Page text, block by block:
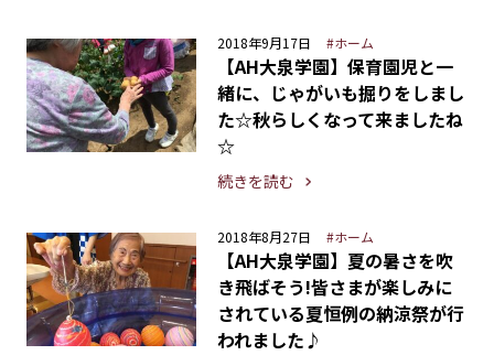
2018年9月17日 #ホーム
【AH大泉学園】保育園児と一
緒に、じゃがいも掘りをしまし
た☆秋らしくなって来ましたね
☆
続きを読む
2018年8月27日 #ホーム
【AH大泉学園】夏の暑さを吹
き飛ばそう!皆さまが楽しみに
されている夏恒例の納涼祭が行
われました♪